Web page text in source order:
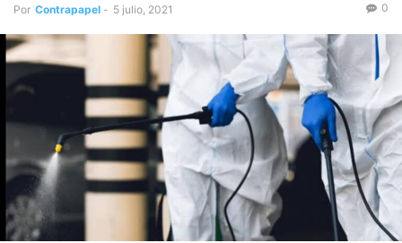
Por Contrapapel - 5 julio, 2021 0